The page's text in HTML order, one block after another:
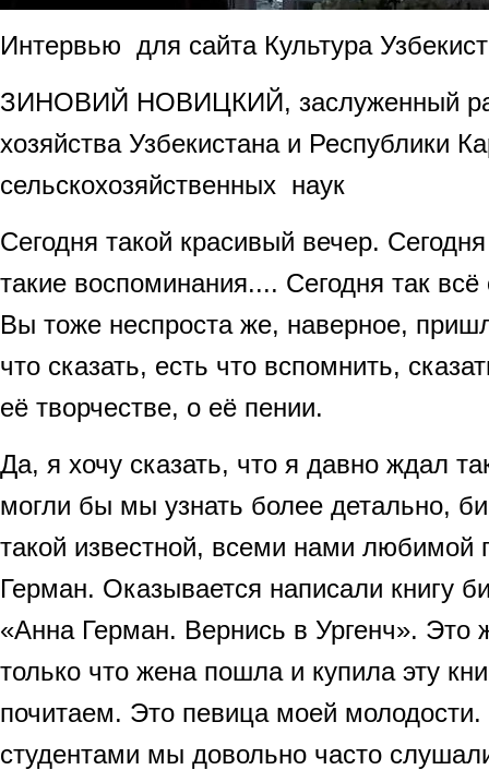
Интервью для сайта Культура
ЗИНОВИЙ НОВИЦКИЙ, заслуженный
хозяйства Узбекистана и Республики
сельскохозяйственных наук
Сегодня такой красивый вечер.
такие воспоминания.... Сегодня так всё
Вы тоже неспроста же, наверное,
что сказать, есть что вспомнить,
её творчестве, о её пении.
Да, я хочу сказать, что я давно ждал
могли бы мы узнать более детально,
такой известной, всеми нами любимой
Герман. Оказывается написали книгу
«Анна Герман. Вернись в Ургенч». Это
только что жена пошла и купила эту
почитаем. Это певица моей
студентами мы довольно часто